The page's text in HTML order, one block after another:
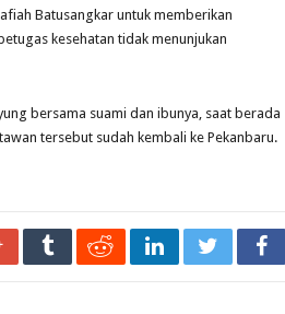
Batusangkar untuk memberikan
kesehatan tidak menunjukan
bersama suami dan ibunya, saat berada
tersebut sudah kembali ke Pekanbaru.